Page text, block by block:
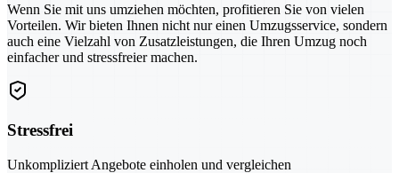
Wenn Sie mit uns umziehen möchten, profitieren Sie von vielen
Vorteilen. Wir bieten Ihnen nicht nur einen Umzugsservice, sondern
auch eine Vielzahl von Zusatzleistungen, die Ihren Umzug noch
einfacher und stressfreier machen.
Stressfrei
Unkompliziert Angebote einholen und vergleichen